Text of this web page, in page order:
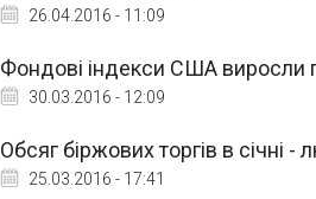
26.04.2016 - 11:09
Фондові індекси США виросли
30.03.2016 - 12:09
Обсяг біржових торгів в січні
25.03.2016 - 17:41